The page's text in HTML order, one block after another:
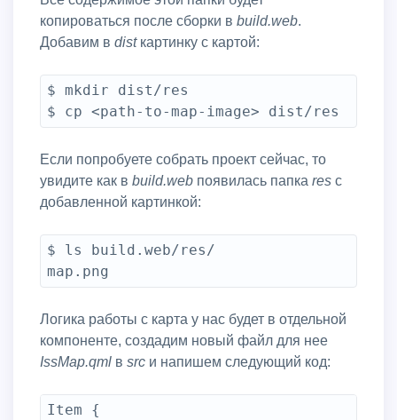
копироваться после сборки в build.web.
Добавим в distкартинку с картой:
$ mkdir dist/res
Если попробуете собрать проект сейчас, то
увидите как в build.web появилась папка res с
добавленной картинкой:
$ ls build.web/res/
Логика работы с карта у нас будет в отдельной
компоненте, создадим новый файл для нее
IssMap.qml в src и напишем следующий код:
Item {